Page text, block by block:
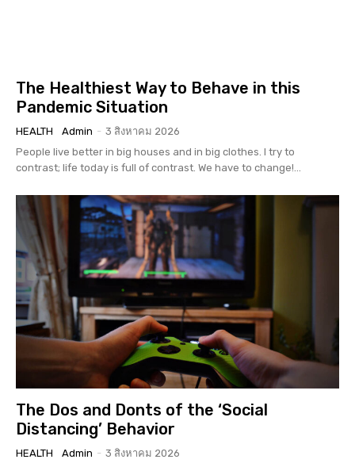
The Healthiest Way to Behave in this
Pandemic Situation
HEALTH Admin - 3 สิงหาคม 2026
People live better in big houses and in big clothes. I try to
contrast; life today is full of contrast. We have to change!...
The Dos and Donts of the ‘Social
Distancing’ Behavior
HEALTH Admin - 3 สิงหาคม 2026